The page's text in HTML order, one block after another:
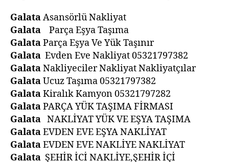
GalataAsansörlü Nakliyat
Galata
Parça Eşya Taşıma
GalataParça Eşya Ve Yük Taşınır
Galata Evden Eve Nakliyat 05321797382
GalataNakliyeciler Nakliyat Nakliyatçılar
GalataUcuz Taşıma 05321797382
GalataKiralık Kamyon 05321797282
GalataPARÇA YÜK TAŞIMA FİRMASI
Galata NAKLİYAT YÜK VE EŞYA TAŞIMA
GalataEVDEN EVE EŞYA NAKLİYAT
GalataEVDEN EVE NAKLİYE NAKLİYAT
Galata ŞEHİR İCİ NAKLİYE,ŞEHİR İÇİ